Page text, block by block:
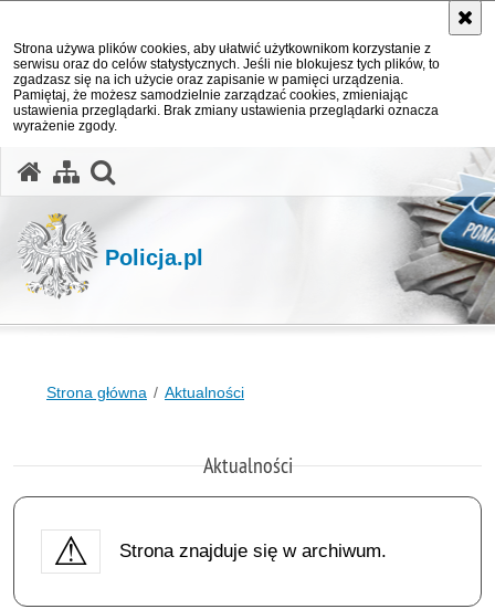
Strona używa plików cookies, aby ułatwić użytkownikom korzystanie z
serwisu oraz do celów statystycznych. Jeśli nie blokujesz tych plików, to
zgadzasz się na ich użycie oraz zapisanie w pamięci urządzenia.
Pamiętaj, że możesz samodzielnie zarządzać cookies, zmieniając
ustawienia przeglądarki. Brak zmiany ustawienia przeglądarki oznacza
wyrażenie zgody.
Policja.pl
Strona główna Aktualności
Aktualności
Strona znajduje się w archiwum.